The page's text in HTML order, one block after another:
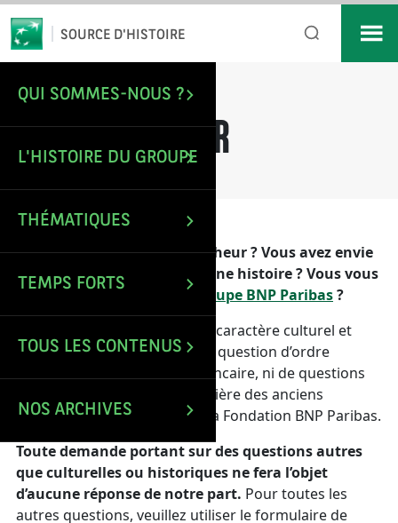
SOURCE D'HISTOIRE
QUI SOMMES-NOUS ?
L'HISTOIRE DU GROUPE
THÉMATIQUES
TEMPS FORTS
TOUS LES CONTENUS
NOS ARCHIVES
ACCUEIL/Nous contacter
NOUS CONTACTER
Vous êtes étudiant ou chercheur ? Vous avez envie
de partager un document, une histoire ? Vous vous
intéressez àl’histoire du groupe BNP Paribas?
un caractère culturel et
historique. Il ne traite aucune question d’ordre
commercial ou de relation bancaire, ni de questions
en lien avec la gestion de carrière des anciens
employés de BNP Paribas et la Fondation BNP Paribas.
Toute demande portant sur des questions autres
que culturelles ou historiques ne fera l’objet
d’aucune réponse de notre part. Pour toutes les
autres questions, veuillez utiliser le formulaire de
Email